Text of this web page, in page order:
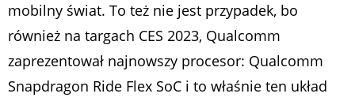
mobilny świat. To też nie jest przypadek, bo
również na targach CES 2023, Qualcomm
zaprezentował najnowszy procesor: Qualcomm
Snapdragon Ride Flex SoC i to właśnie ten układ